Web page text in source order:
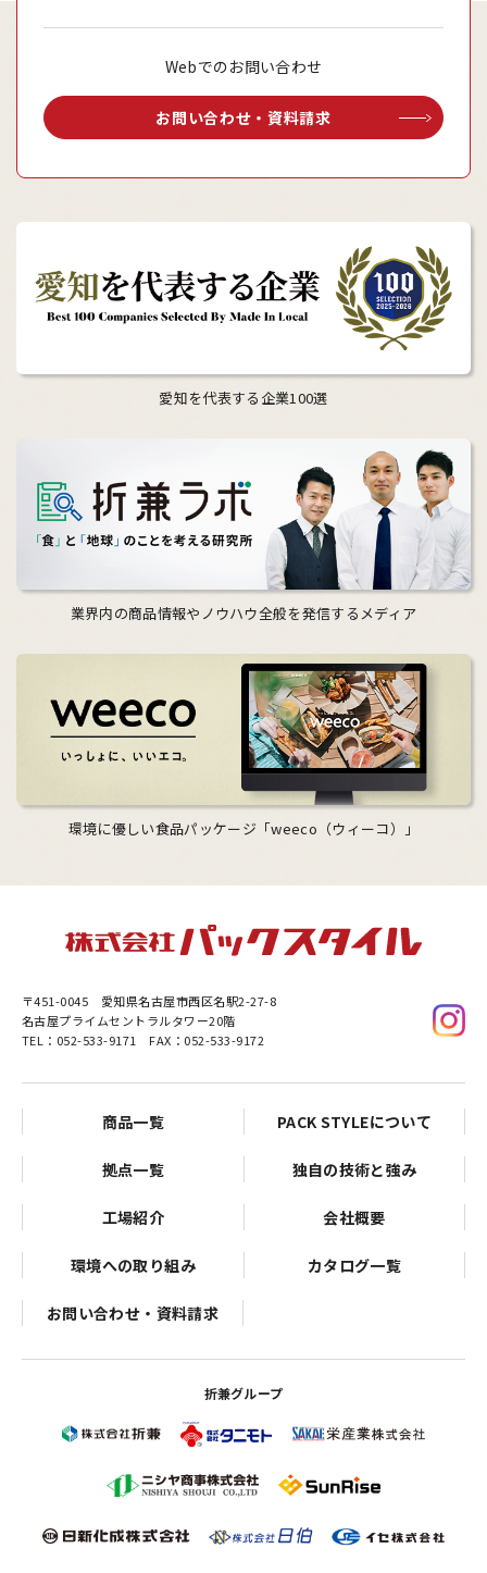
Webでのお問い合わせ
お問い合わせ・資料請求
愛知を代表する企業100選
業界内の商品情報やノウハウ全般を発信するメディア
環境に優しい食品パッケージ「weeco（ウィーコ）」
〒451-0045 愛知県名古屋市西区名駅2-27-8
名古屋プライムセントラルタワー20階
TEL：052-533-9171 FAX：052-533-9172
商品一覧 PACK STYLEについて
拠点一覧 独自の技術と強み
工場紹介 会社概要
環境への取り組み カタログ一覧
お問い合わせ・資料請求
折兼グループ